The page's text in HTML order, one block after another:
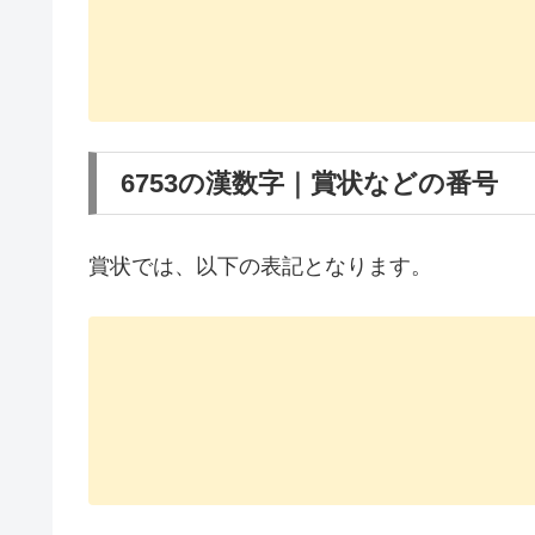
6753の漢数字｜賞状などの番号
賞状では、以下の表記となります。